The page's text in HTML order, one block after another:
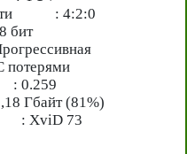
: 4:2:0
0.259
(81%)
: XviD 73